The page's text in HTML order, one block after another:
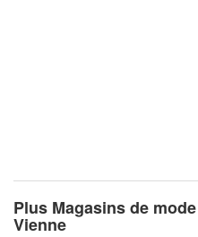
Plus Magasins de
Vienne